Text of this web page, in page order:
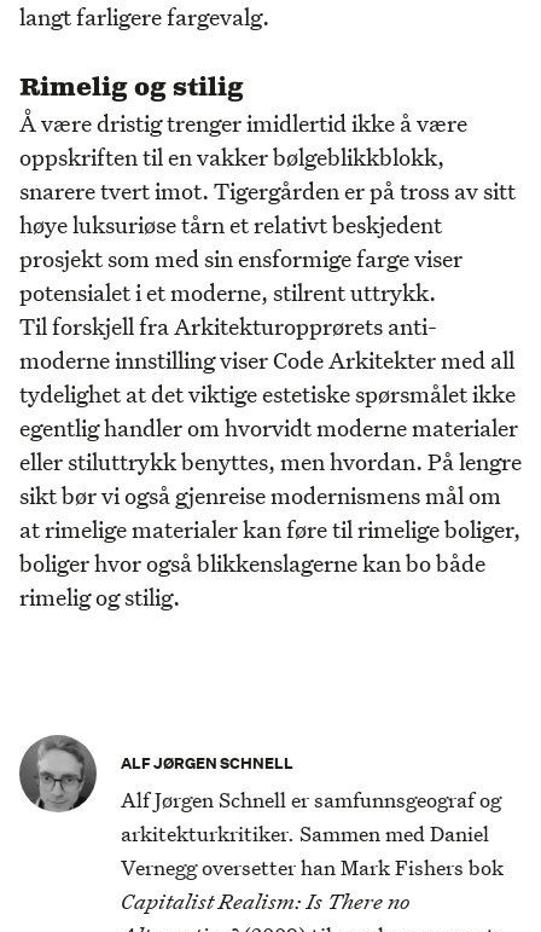
langt farligere fargevalg.
Rimelig og stilig
Å være dristig trenger imidlertid ikke å være
oppskriften til en vakker bølgeblikkblokk,
snarere tvert imot. Tigergården er på tross av sitt
høye luksuriøse tårn et relativt beskjedent
prosjekt som med sin ensformige farge viser
potensialet i et moderne, stilrent uttrykk.
Til forskjell fra Arkitekturopprørets anti-
moderne innstilling viser Code Arkitekter med all
tydelighet at det viktige estetiske spørsmålet ikke
egentlig handler om hvorvidt moderne materialer
eller stiluttrykk benyttes, men hvordan. På lengre
sikt bør vi også gjenreise modernismens mål om
at rimelige materialer kan føre til rimelige boliger,
boliger hvor også blikkenslagerne kan bo både
rimelig og stilig.
ALF JØRGEN SCHNELL
Alf Jørgen Schnell er samfunnsgeograf og
arkitekturkritiker. Sammen med Daniel
Vernegg oversetter han Mark Fishers bok
Capitalist Realism: Is There no